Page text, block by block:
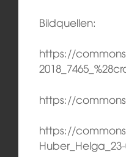
Bildquellen:
https://
https://
https://